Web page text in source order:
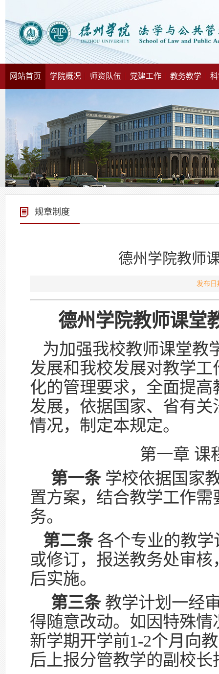
网站首页 学院概况 师资队伍 党建工作 教务教学
规章制度
德州学院教师
发布
德州学院教师课堂
为加强我校教师课堂教
发展和我校发展对教学
化的管理要求，全面提
发展，依据国家、省有
情况，制定本规定。
第一章 课
第一条学校依据国家
置方案，结合教学工作
务。
第二条各个专业的教学
或修订，报送教务处审
后实施。
第三条教学计划一经
得随意改动。如因特殊
新学期开学前1-2个月向
后上报分管教学的副校